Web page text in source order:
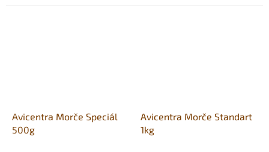
Avicentra Morče Speciál
500g
Avicentra Morče Standart
1kg